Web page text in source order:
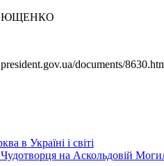
ЮЩЕНКО
documents/
в Україні і світі
на Аскольдовій